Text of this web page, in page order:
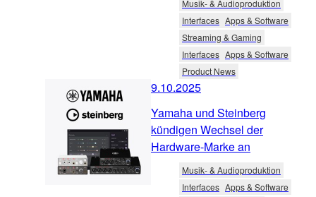
Musik- & Audioproduktion
Interfaces Apps & Software
Streaming & Gaming
Interfaces Apps & Software
Product News
9.10.2025
Yamaha und Steinberg
kündigen Wechsel der
Hardware-Marke an
Musik- & Audioproduktion
Interfaces Apps & Software